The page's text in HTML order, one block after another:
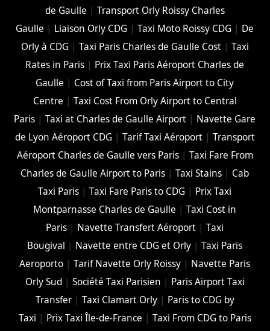
de Gaulle | Transport Orly Roissy Charles
Gaulle | Liaison Orly CDG |Taxi Moto Roissy CDG | De
Orly à CDG | Taxi Paris Charles de Gaulle Cost| Taxi
Rates in Paris | Prix Taxi Paris Aéroport Charles de
Gaulle | Cost of Taxi from Paris Airport to City
Centre | Taxi Cost From Orly Airport to Central
Paris |Taxi at Charles de Gaulle Airport | Navette Gare
de Lyon Aéroport CDG | Tarif Taxi Aéroport| Transport
Aéroport Charles de Gaulle vers Paris| Taxi Fare From
Charles de Gaulle Airport to Paris |Taxi Stains | Cab
Taxi Paris |Taxi Fare Paris to CDG | Prix Taxi
Montparnasse Charles de Gaulle |Taxi Cost in
Paris | Navette Transfert Aéroport |Taxi
Bougival | Navette entre CDG et Orly |Taxi Paris
Aeroporto |Tarif Navette Orly Roissy | Navette Paris
Orly Sud| Société Taxi Parisien | Paris Airport Taxi
Transfer| Taxi Clamart Orly| Paris to CDG by
Taxi | Prix Taxi Île-de-France | Taxi From CDG to Paris